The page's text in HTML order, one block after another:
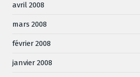
avril 2008
mars 2008
février 2008
janvier 2008